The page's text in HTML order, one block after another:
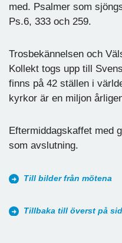
med. Psalmer som
Ps.6, 333 och 259.
Trosbekännelsen och
Kollekt togs upp till
finns på 42 ställen i
kyrkor är en miljon
Eftermiddagskaffet med
som avslutning.
Till bilder från mötena
Tillbaka till överst på